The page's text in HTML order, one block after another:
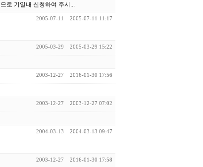
로 기일내 신청하여 주시...
2005-07-11 2005-07-11 11:17
2005-03-29 2005-03-29 15:22
2003-12-27 2016-01-30 17:56
2003-12-27 2003-12-27 07:02
2004-03-13 2004-03-13 09:47
2003-12-27 2016-01-30 17:58